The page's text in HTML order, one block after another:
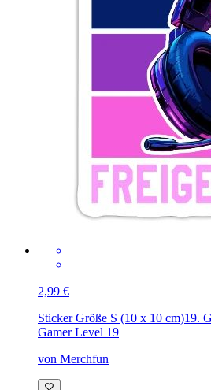
2,99 €
Sticker Größe S (10 x 10 cm)19.
Gamer Level 19
von Merchfun